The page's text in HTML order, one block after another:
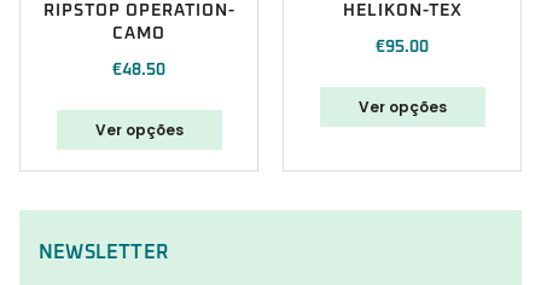
RIPSTOP OPERATION-
CAMO
€48.50
Ver opções
HELIKON-TEX
€95.00
Ver opções
NEWSLETTER